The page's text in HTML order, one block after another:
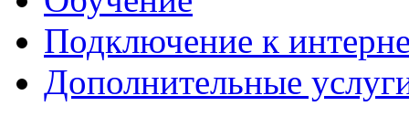
Подключение к
Дополнительные